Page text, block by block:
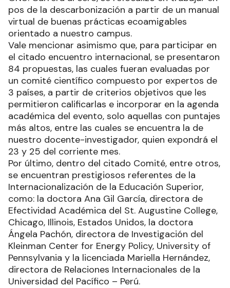
pos de la descarbonización a partir de un manual
virtual de buenas prácticas ecoamigables
orientado a nuestro campus.
Vale mencionar asimismo que, para participar en
el citado encuentro internacional, se presentaron
84 propuestas, las cuales fueran evaluadas por
un comité científico compuesto por expertos de
3 países, a partir de criterios objetivos que les
permitieron calificarlas e incorporar en la agenda
académica del evento, solo aquellas con puntajes
más altos, entre las cuales se encuentra la de
nuestro docente-investigador, quien expondrá el
23 y 25 del corriente mes.
Por último, dentro del citado Comité, entre otros,
se encuentran prestigiosos referentes de la
Internacionalización de la Educación Superior,
como: la doctora Ana Gil García, directora de
Efectividad Académica del St. Augustine College,
Chicago, Illinois, Estados Unidos, la doctora
Ángela Pachón, directora de Investigación del
Kleinman Center for Energy Policy, University of
Pennsylvania y la licenciada Mariella Hernández,
directora de Relaciones Internacionales de la
Universidad del Pacífico – Perú.